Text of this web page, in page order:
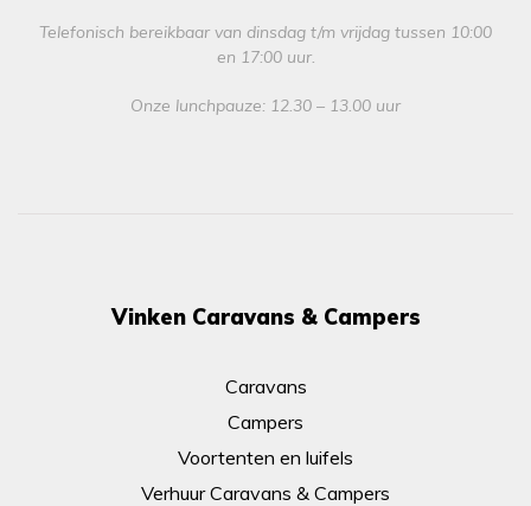
Telefonisch bereikbaar van dinsdag t/m vrijdag tussen 10:00
en 17:00 uur.
Onze lunchpauze: 12.30 – 13.00 uur
Vinken Caravans & Campers
Caravans
Campers
Voortenten en luifels
Verhuur Caravans & Campers